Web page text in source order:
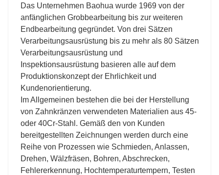
ist von unserem Unternehmen streng verboten,
sodass die Qualität garantiert werden kann.
Das Unternehmen Baohua wurde 1969 von der
anfänglichen Grobbearbeitung bis zur weiteren
Endbearbeitung gegründet. Von drei Sätzen
Verarbeitungsausrüstung bis zu mehr als 80 Sätzen
Verarbeitungsausrüstung und
Inspektionsausrüstung basieren alle auf dem
Produktionskonzept der Ehrlichkeit und
Kundenorientierung.
Im Allgemeinen bestehen die bei der Herstellung
von Zahnkränzen verwendeten Materialien aus 45-
oder 40Cr-Stahl. Gemäß den von Kunden
bereitgestellten Zeichnungen werden durch eine
Reihe von Prozessen wie Schmieden, Anlassen,
Drehen, Wälzfräsen, Bohren, Abschrecken,
Fehlererkennung, Hochtemperaturtempern, Testen